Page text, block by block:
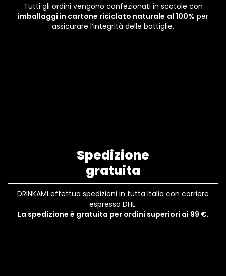
Tutti gli ordini vengono confezionati in scatole con
imballaggi in cartone riciclato naturale al 100% per
assicurare l’integrità delle bottiglie.
Spedizione
gratuita
DRINKAMI effettua spedizioni in tutta Italia con corriere
espresso DHL.
La spedizione è gratuita per ordini superiori ai 99 €.